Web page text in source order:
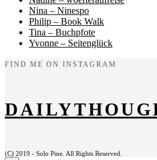
Nina – Ninespo
Philip – Book Walk
Tina – Buchpfote
Yvonne – Seitenglück
FIND ME ON INSTAGRAM
(C) 2019 - Solo Pine. All Rights Reserved.